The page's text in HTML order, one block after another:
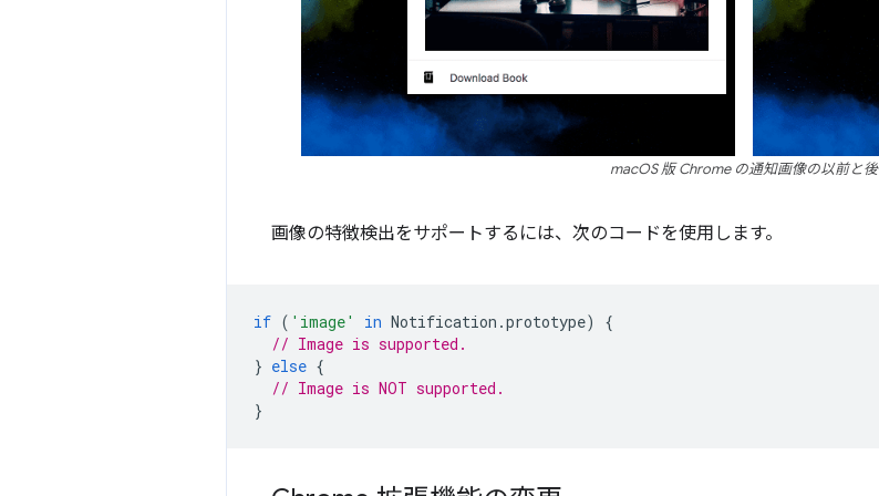
macOS 版 Chrome の通知画像の以前と後
画像の特徴検出をサポートするには、次のコードを使用します。
if ( 'image' in Notification .prototype)
{
// Image is supported.
} else {
// Image is NOT supported.
}